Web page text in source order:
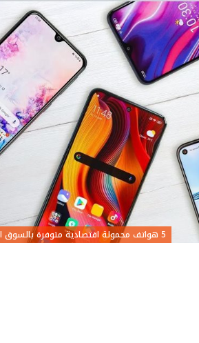
5 هواتف محمولة اقتصادية متوفرة بالسوق المصري 2024